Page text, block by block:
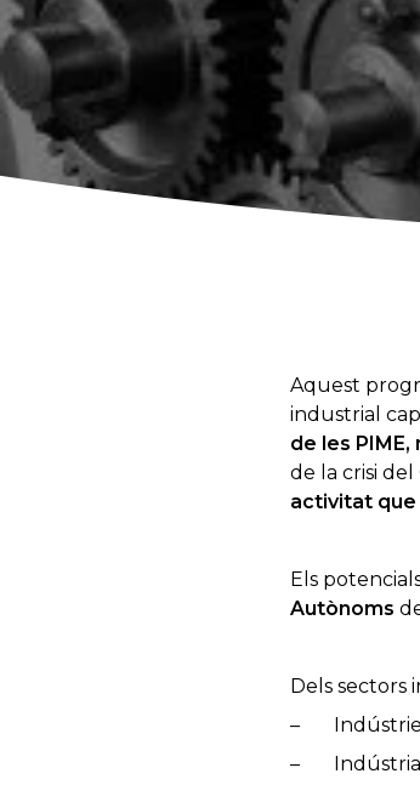
Aquest
industrial
de les
de la crisi del
activitat que
Els
Autònoms
Dels sectors
–
– Indústria